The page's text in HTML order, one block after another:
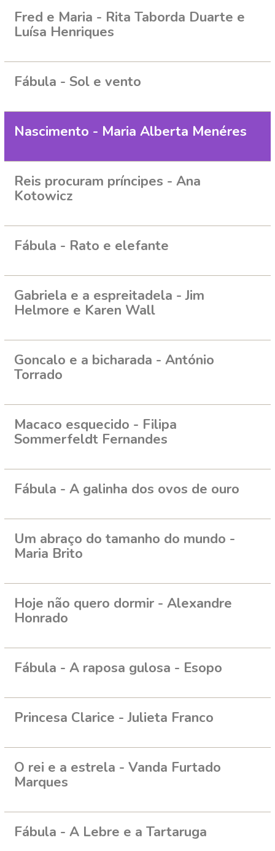
Fred e Maria - Rita Taborda Duarte e
Luísa Henriques
Fábula - Sol e vento
Nascimento - Maria Alberta Menéres
Reis procuram príncipes - Ana
Kotowicz
Fábula - Rato e elefante
Gabriela e a espreitadela - Jim
Helmore e Karen Wall
Goncalo e a bicharada - António
Torrado
Macaco esquecido - Filipa
Sommerfeldt Fernandes
Fábula - A galinha dos ovos de ouro
Um abraço do tamanho do mundo -
Maria Brito
Hoje não quero dormir - Alexandre
Honrado
Fábula - A raposa gulosa - Esopo
Princesa Clarice - Julieta Franco
O rei e a estrela - Vanda Furtado
Marques
Fábula - A Lebre e a Tartaruga